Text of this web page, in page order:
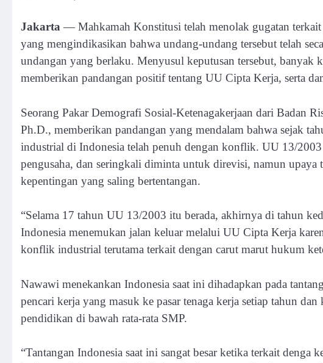
Jakarta — Mahkamah Konstitusi telah menolak gugatan
yang mengindikasikan bahwa undang-undang tersebut telah
undangan yang berlaku. Menyusul keputusan tersebut, banyak
memberikan pandangan positif tentang UU Cipta Kerja, serta
Seorang Pakar Demografi Sosial-Ketenagakerjaan dari Badan
Ph.D., memberikan pandangan yang mendalam bahwa sejak
industrial di Indonesia telah penuh dengan konflik. UU 13/
pengusaha, dan seringkali diminta untuk direvisi, namun upaya
kepentingan yang saling bertentangan.
“Selama 17 tahun UU 13/2003 itu berada, akhirnya di tahun
Indonesia menemukan jalan keluar melalui UU Cipta Kerja
konflik industrial terutama terkait dengan carut marut hukum
Nawawi menekankan Indonesia saat ini dihadapkan pada
pencari kerja yang masuk ke pasar tenaga kerja setiap tahun
pendidikan di bawah rata-rata SMP.
“Tantangan Indonesia saat ini sangat besar ketika terkait denga